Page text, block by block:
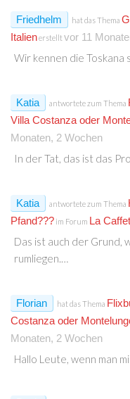
Friedhelm hat das Thema
Italienerstellt vor 11
Wir kennen die Toskana
Katia antwortete zum Thema
Villa Costanza oder
Monaten, 2 Wochen
In der Tat, das ist das
Katia antwortete zum Thema
Pfand??? im Forum La
Das ist auch der Grund,
rumliegen.…
Florian hat das Thema
Costanza oder
Monaten, 2 Wochen
Hallo Leute, wenn man